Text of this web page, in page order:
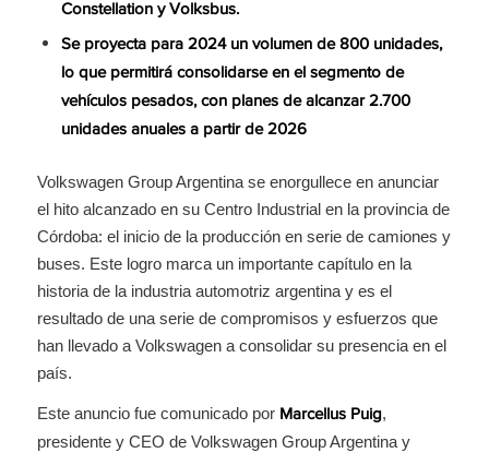
Constellation y Volksbus.
Se proyecta para 2024 un volumen de 800 unidades,
lo que permitirá consolidarse en el segmento de
vehículos pesados, con planes de alcanzar 2.700
unidades anuales a partir de 2026
Volkswagen Group Argentina se enorgullece en anunciar
el hito alcanzado en su Centro Industrial en la provincia de
Córdoba: el inicio de la producción en serie de camiones y
buses. Este logro marca un importante capítulo en la
historia de la industria automotriz argentina y es el
resultado de una serie de compromisos y esfuerzos que
han llevado a Volkswagen a consolidar su presencia en el
país.
Este anuncio fue comunicado por Marcellus Puig,
presidente y CEO de Volkswagen Group Argentina y